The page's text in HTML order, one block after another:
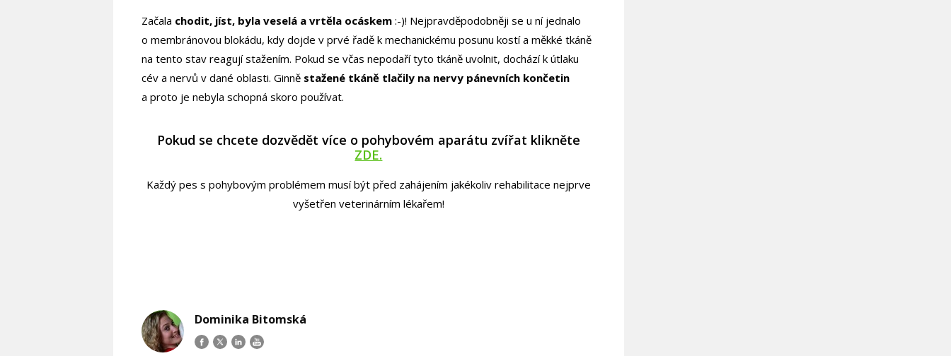
Začala chodit, jíst, byla veselá a vrtěla ocáskem :-)! Nejpravděpodobněji se u ní jednalo
o membránovou blokádu, kdy dojde v prvé řadě k mechanickému posunu kostí a měkké tkáně
na tento stav reagují stažením. Pokud se včas nepodaří tyto tkáně uvolnit, dochází k útlaku
cév a nervů v dané oblasti. Ginně stažené tkáně tlačily na nervy pánevních končetin
a proto je nebyla schopná skoro používat.
Pokud se chcete dozvědět více o pohybovém aparátu zvířat klikněte
ZDE.
Každý pes s pohybovým problémem musí být před zahájením jakékoliv rehabilitace nejprve
vyšetřen veterinárním lékařem!
Dominika Bitomská